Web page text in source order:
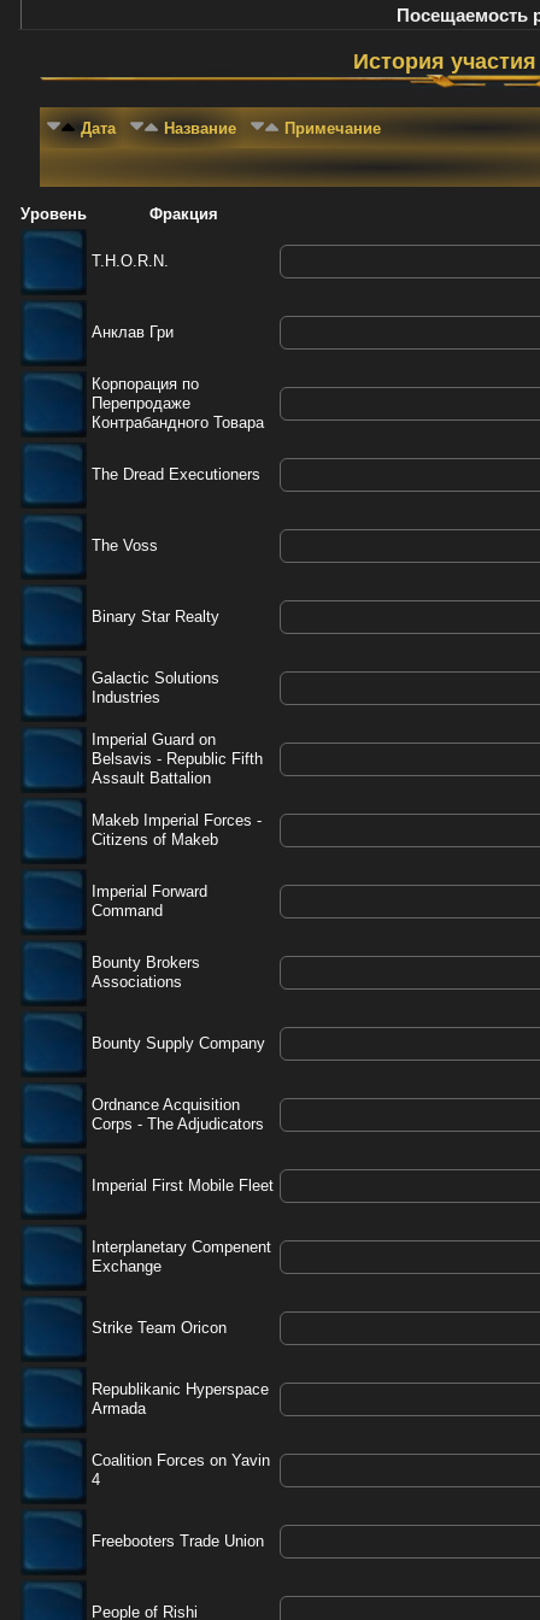
Посещаемость
История
Дата Название Примечание
Уровень Фракция
T.H.O.R.N.
Анклав Гри
Корпорация по
Перепродаже
Контрабандного Товара
The Dread Executioners
The Voss
Binary Star Realty
Galactic Solutions
Industries
Imperial Guard on
Belsavis - Republic Fifth
Assault Battalion
Makeb Imperial Forces -
Citizens of Makeb
Imperial Forward
Command
Bounty Brokers
Associations
Bounty Supply Company
Ordnance Acquisition
Corps - The Adjudicators
Imperial First Mobile Fleet
Interplanetary Compenent
Exchange
Strike Team Oricon
Republikanic Hyperspace
Armada
Coalition Forces on Yavin
4
Freebooters Trade Union
People of Rishi